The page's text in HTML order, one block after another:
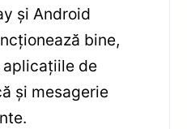
și Android
bine,
de
și mesagerie